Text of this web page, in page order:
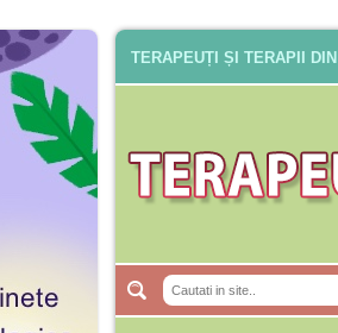
TERAPEUȚI ȘI TERAPII